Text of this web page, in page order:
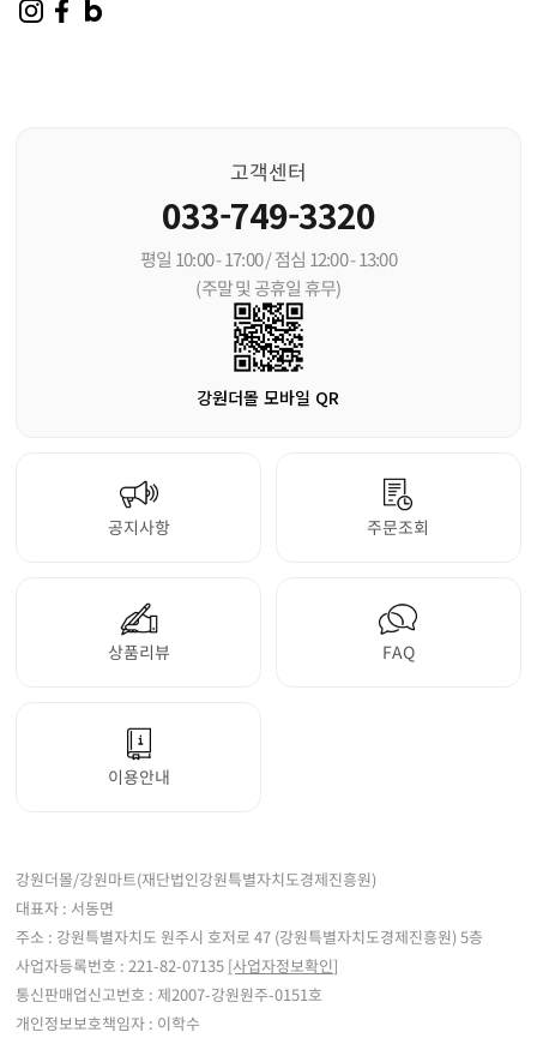
고객센터
033-749-3320
평일 10:00 - 17:00 / 점심 12:00 - 13:00
(주말 및 공휴일 휴무)
강원더몰 모바일 QR
공지사항 주문조회
상품리뷰 FAQ
이용안내
강원더몰/강원마트(재단법인강원특별자치도경제진흥원)
대표자 : 서동면
주소 : 강원특별자치도 원주시 호저로 47 (강원특별자치도경제진흥원) 5층
사업자등록번호 : 221-82-07135 [사업자정보확인]
통신판매업신고번호 : 제2007-강원원주-0151호
개인정보보호책임자 : 이학수